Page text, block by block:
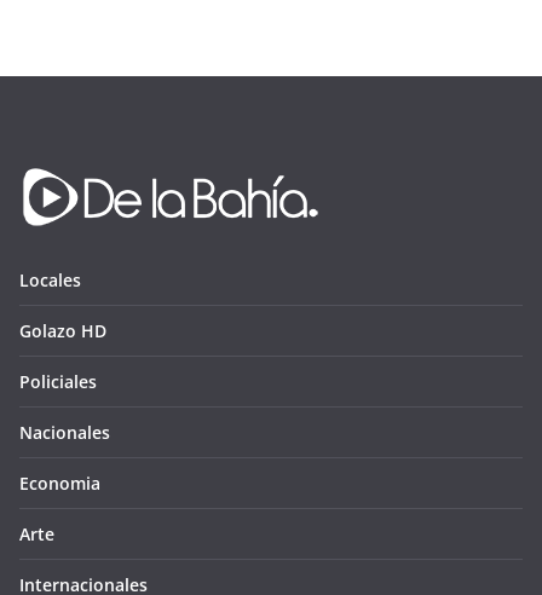
Locales
Golazo HD
Policiales
Nacionales
Economia
Arte
Internacionales